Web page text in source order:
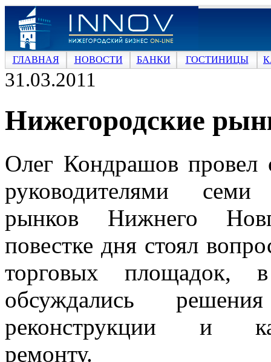
ГЛАВНАЯ НОВОСТИ БАНКИ ГОСТИНИЦЫ
31.03.2011
Нижегородские
Олег Кондрашов провел
руководителями семи
рынков Нижнего
повестке дня стоял
торговых площадок, в
обсуждались
реконструкции и
ремонту.